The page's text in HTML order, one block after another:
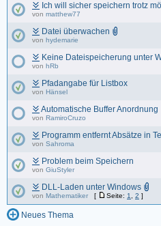
Ich will sicher speichern trotz
von matthew77
Datei überwachen
von hydemarie
Keine Dateispeicherung unter
von hRb
Pfadangabe für Listbox
von Hänsel
Automatische Buffer Anordnung
von RamiroCruzo
Programm entfernt Absätze in
von Sahroma
Problem beim Speichern
von GiuStyler
DLL-Laden unter Windows
von Mathematiker [ Seite: 1 2 ]
Neues Thema